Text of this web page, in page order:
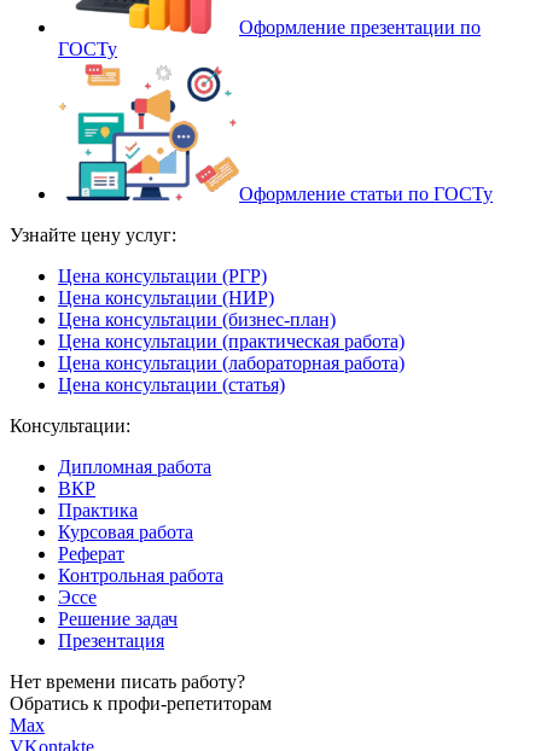
Оформление презентации по
ГОСТу
Оформление статьи по ГОСТу
Узнайте цену услуг:
Цена консультации (РГР)
Цена консультации (НИР)
Цена консультации (бизнес-план)
Цена консультации (практическая работа)
Цена консультации (лабораторная работа)
Цена консультации (статья)
Консультации:
Дипломная работа
ВКР
Практика
Курсовая работа
Реферат
Контрольная работа
Эссе
Решение задач
Презентация
Нет времени писать работу?
Обратись к профи-репетиторам
Max
VKontakte